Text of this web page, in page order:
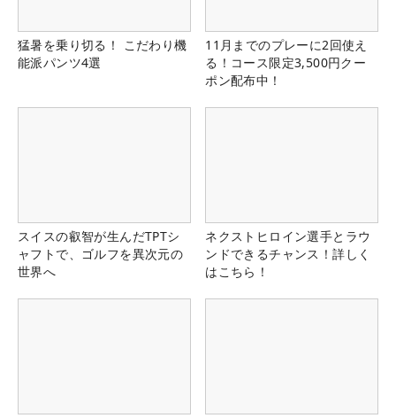
猛暑を乗り切る！ こだわり機
能派パンツ4選
11月までのプレーに2回使え
る！コース限定3,500円クー
ポン配布中！
スイスの叡智が生んだTPTシ
ャフトで、ゴルフを異次元の
世界へ
ネクストヒロイン選手とラウ
ンドできるチャンス！詳しく
はこちら！